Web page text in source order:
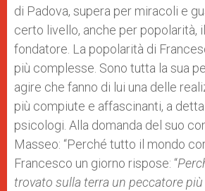
di Padova, supera per miracoli e
certo livello, anche per popolarità,
fondatore. La popolarità di
più complesse. Sono tutta la sua
agire che fanno di lui una delle
più compiute e affascinanti, a
psicologi. Alla domanda del suo
Masseo: “Perché tutto il mondo
Francesco un giorno rispose: “
trovato sulla terra un peccatore più